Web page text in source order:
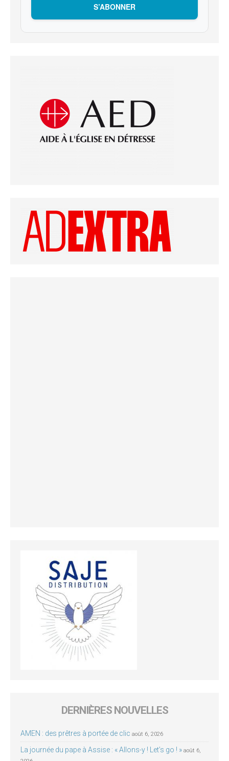
S’ABONNER
DERNIÈRES NOUVELLES
AMEN : des prêtres à portée de clic août 6, 2026
La journée du pape à Assise : « Allons-y ! Let’s go ! » août 6,